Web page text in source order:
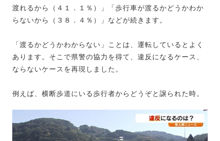
渡れるから（４１．１％）」「歩行車が渡るかどうかわか
らないから（３８．４％）」などが続きます。
「渡るかどうかわからない」ことは、運転しているとよく
あります。そこで県警の協力を得て、違反になるケース、
ならないケースを再現しました。
例えば、横断歩道にいる歩行者からどうぞと譲られた時。